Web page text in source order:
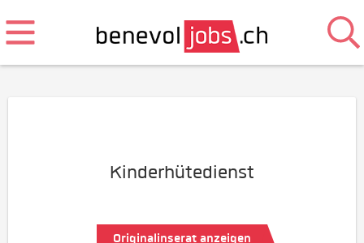
Kinderhütedienst
Originalinserat anzeigen